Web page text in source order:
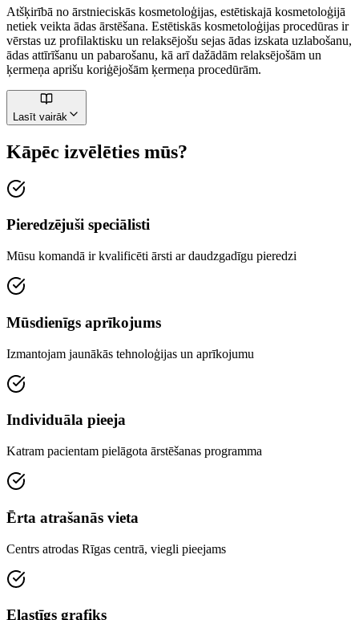
Atšķirībā no ārstnieciskās kosmetoloģijas, estētiskajā kosmetoloģijā
netiek veikta ādas ārstēšana. Estētiskās kosmetoloģijas procedūras ir
vērstas uz profilaktisku un relaksējošu sejas ādas izskata uzlabošanu,
ādas attīrīšanu un pabarošanu, kā arī dažādām relaksējošām un
ķermeņa aprišu koriģējošām ķermeņa procedūrām.
Lasīt vairāk
Kāpēc izvēlēties mūs?
Pieredzējuši speciālisti
Mūsu komandā ir kvalificēti ārsti ar daudzgadīgu pieredzi
Mūsdienīgs aprīkojums
Izmantojam jaunākās tehnoloģijas un aprīkojumu
Individuāla pieeja
Katram pacientam pielāgota ārstēšanas programma
Ērta atrašanās vieta
Centrs atrodas Rīgas centrā, viegli pieejams
Elastīgs grafiks